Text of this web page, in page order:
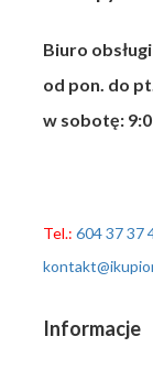
Biuro
od pon. do
w sobotę:
Tel.: 604 37 37
Informacje